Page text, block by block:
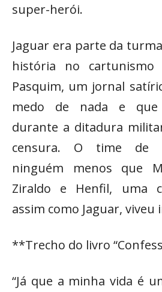
super-herói.
Jaguar era parte da
história no
Pasquim, um jornal
medo de nada e que
durante a ditadura
censura. O time de
ninguém menos que
Ziraldo e Henfil, uma
assim como Jaguar,
**Trecho do livro
“Já que a minha vida é